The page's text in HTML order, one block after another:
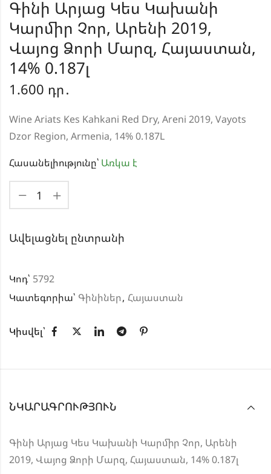
Գինի Արյաց Կես Կախանի
Կարմիր Չոր, Արենի 2019,
Վայոց Ձորի Մարզ, Հայաստան,
14% 0.187լ
1.600 դր․
Wine Ariats Kes Kahkani Red Dry, Areni 2019, Vayots
Dzor Region, Armenia, 14% 0.187L
Հասանելիությունը՝ Առկա է
Ավելացնել ընտրանի
Կոդ՝ 5792
Կատեգորիա՝ Գինիներ, Հայաստան
Կիսվել՝
ՆԿԱՐԱԳՐՈՒԹՅՈՒՆ
Գինի Արյաց Կես Կախանի Կարմիր Չոր, Արենի
2019, Վայոց Ձորի Մարզ, Հայաստան, 14% 0.187լ